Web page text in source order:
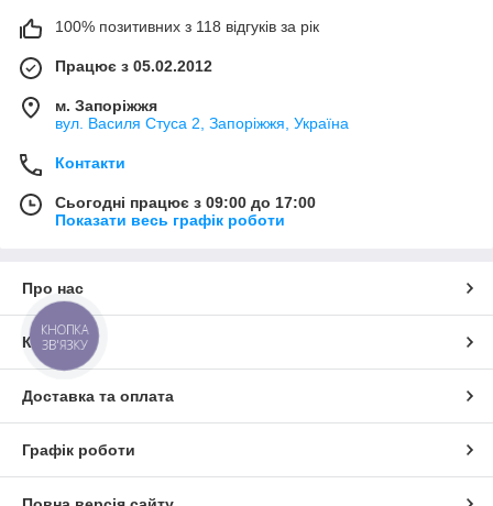
100% позитивних з 118 відгуків за рік
Працює з 05.02.2012
м. Запоріжжя
вул. Василя Стуса 2, Запоріжжя, Україна
Контакти
Сьогодні працює з 09:00 до 17:00
Показати весь графік роботи
Про нас
Контакти
Доставка та оплата
Графік роботи
КНОПКА
ЗВ'ЯЗКУ